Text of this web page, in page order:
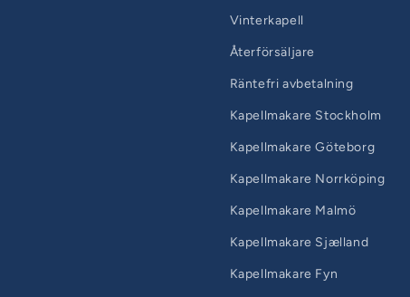
Vinterkapell
Återförsäljare
Räntefri avbetalning
Kapellmakare Stockholm
Kapellmakare Göteborg
Kapellmakare Norrköping
Kapellmakare Malmö
Kapellmakare Sjælland
Kapellmakare Fyn